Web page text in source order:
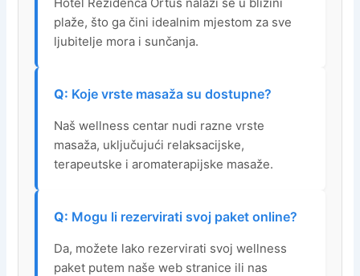
plaže, što ga čini idealnim mjestom za sve
ljubitelje mora i sunčanja.
Koje vrste masaža su dostupne?
Naš wellness centar nudi razne vrste
masaža, uključujući relaksacijske,
terapeutske i aromaterapijske masaže.
Mogu li rezervirati svoj paket online?
Da, možete lako rezervirati svoj wellness
paket putem naše web stranice ili nas